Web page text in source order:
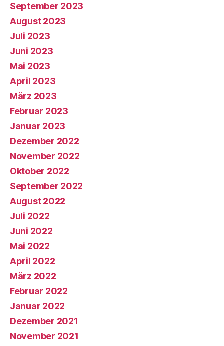
September 2023
August 2023
Juli 2023
Juni 2023
Mai 2023
April 2023
März 2023
Februar 2023
Januar 2023
Dezember 2022
November 2022
Oktober 2022
September 2022
August 2022
Juli 2022
Juni 2022
Mai 2022
April 2022
März 2022
Februar 2022
Januar 2022
Dezember 2021
November 2021